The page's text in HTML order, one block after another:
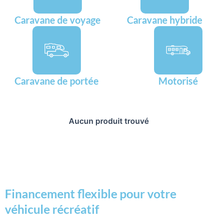
Caravane de voyage Caravane hybride
Caravane de portée Motorisé
Aucun produit trouvé
Financement flexible pour votre
véhicule récréatif